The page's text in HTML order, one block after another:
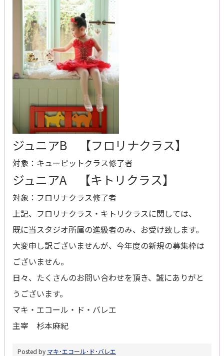
ジュニアB 【フロリナクラス】
対象：キューピットクラス修了者
ジュニアA 【キトリクラス】
対象：フロリナクラス修了者
上記、フロリナクラス・キトリクラスに関しては、
既に当スタジオ所属の進級者のみ、お受け致します。
大変申し訳ございませんが、今年度の新規の募集枠は
ございません。
日々、たくさんのお問い合わせを頂き、誠にありがと
うございます。
マキ・エコール・ド・バレエ
主宰 杉本麻紀
Posted by マキ･エコール･ド･バレエ